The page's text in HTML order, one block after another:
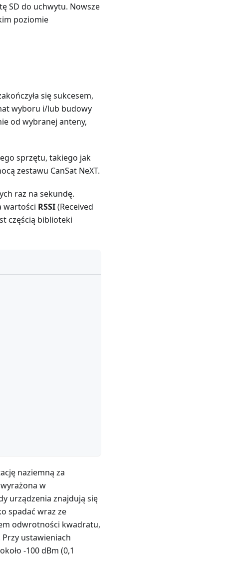
SD do uchwytu. Nowsze
poziomie
się sukcesem,
wyboru i/lub budowy
od wybranej anteny,
sprzętu, takiego jak
zestawu CanSat NeXT.
raz na sekundę.
wartości RSSI(Received
częścią biblioteki
naziemną za
w
urządzenia znajdują się
spadać wraz ze
odwrotności kwadratu,
ustawieniach
-100 dBm (0,1